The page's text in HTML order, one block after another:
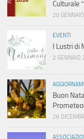
Culturale
20
EVENTI
I Lustri di
2 GENNAIO
Buon
26